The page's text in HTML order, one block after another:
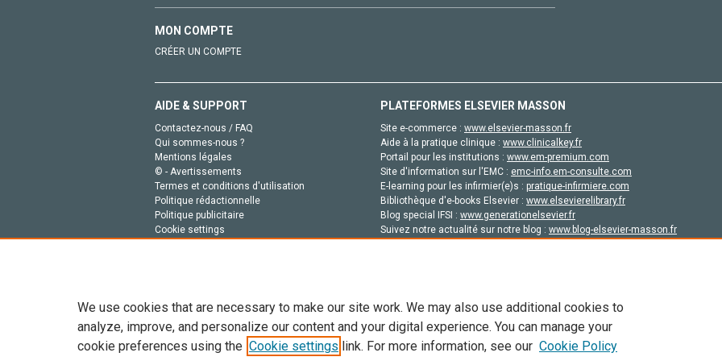
MON COMPTE
CRÉER UN COMPTE
AIDE & SUPPORT
Contactez-nous / FAQ
Qui sommes-nous ?
Mentions légales
© - Avertissements
Termes et conditions d'utilisation
Politique rédactionnelle
Politique publicitaire
Cookie settings
PLATEFORMES ELSEVIER MASSON
Site e-commerce : www.elsevier-masson.fr
Aide à la pratique clinique : www.clinicalkey.fr
Portail pour les institutions : www.em-premium.com
Site d'information sur l'EMC : emc-info.em-consulte.com
E-learning pour les infirmier(e)s : pratique-infirmiere.com
Bibliothèque d'e-books Elsevier : www.elsevierelibrary.fr
Blog special IFSI : www.generationelsevier.fr
Suivez notre actualité sur notre blog : www.blog-elsevier-masson.fr
Tout le contenu de ce site: Copyright © 2026 Elsevier, ses concédants de licence et ses contributeurs. Tout les droits sont réservés,
We use cookies that are necessary to make our site work. We may also use additional cookies to
analyze, improve, and personalize our content and your digital experience. You can manage your
cookie preferences using the Cookie settings link. For more information, see our Cookie Policy